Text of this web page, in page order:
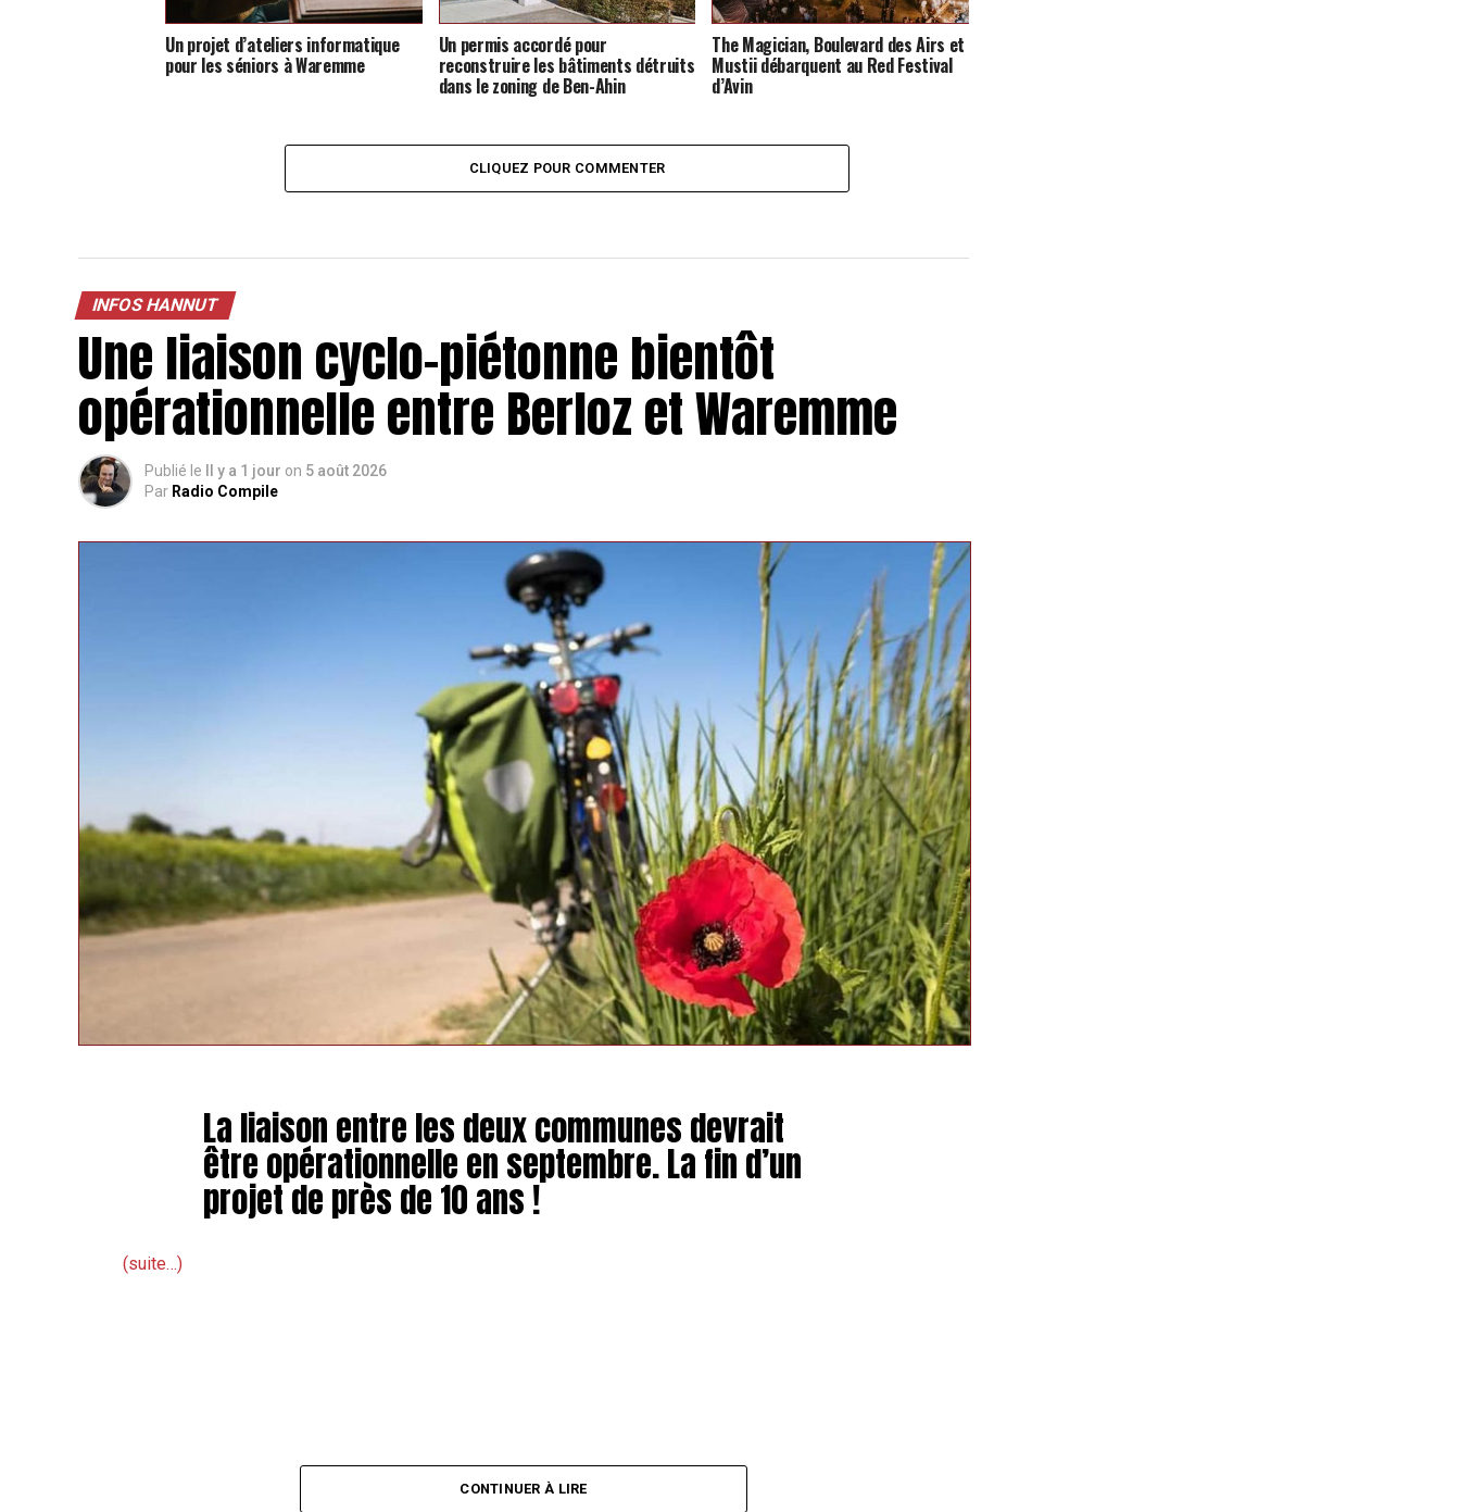
Un projet d’ateliers informatique
pour les séniors à Waremme
Un permis accordé pour
reconstruire les bâtiments détruits
dans le zoning de Ben-Ahin
The Magician, Boulevard des Airs et
Mustii débarquent au Red Festival
d’Avin
CLIQUEZ POUR COMMENTER
INFOS HANNUT
Une liaison cyclo-piétonne bientôt
opérationnelle entre Berloz et Waremme
Publié le Il y a 1 jour on 5 août 2026
Par Radio Compile
La liaison entre les deux communes devrait
être opérationnelle en septembre. La fin d’un
projet de près de 10 ans !
(suite…)
CONTINUER À LIRE